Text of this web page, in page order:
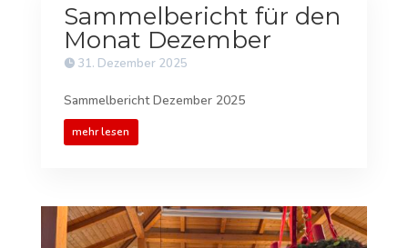
Sammelbericht für den
Monat Dezember
31. Dezember 2025
Sammelbericht Dezember 2025
mehr lesen